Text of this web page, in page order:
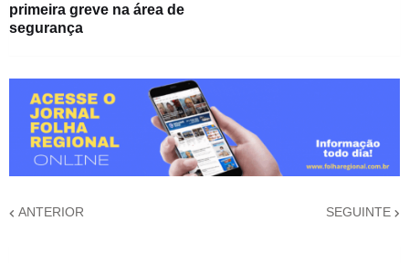
primeira greve na área de
segurança
ANTERIOR SEGUINTE